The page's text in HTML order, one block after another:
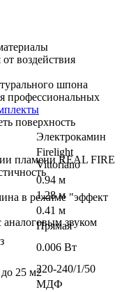
воздействия
шпона
профессиональных
поверхность
пламени REAL FIRE
в режиме "эффект
звуком
25 м2
Электрокамин
Firelight
Vittoriano
0.94 м
1.28 м
0.41 м
Прямая
0.006 Вт
220-240/1/50
МДФ